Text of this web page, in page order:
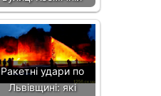
Ракетні удари по
Львівщині: які